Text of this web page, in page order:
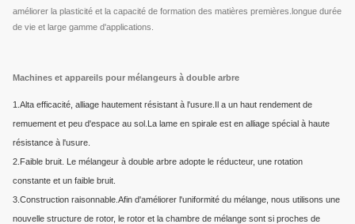
améliorer la plasticité et la capacité de formation des matières premières.longue durée
de vie et large gamme d'applications.
Machines et appareils pour mélangeurs à double arbre
1.Alta efficacité, alliage hautement résistant à l'usure.Il a un haut rendement de
remuement et peu d'espace au sol.La lame en spirale est en alliage spécial à haute
résistance à l'usure.
2.Faible bruit. Le mélangeur à double arbre adopte le réducteur, une rotation
constante et un faible bruit.
3.Construction raisonnable.Afin d'améliorer l'uniformité du mélange, nous utilisons une
nouvelle structure de rotor, le rotor et la chambre de mélange sont si proches de